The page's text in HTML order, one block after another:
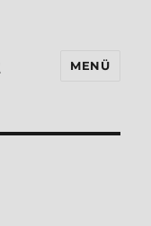
MENÜ